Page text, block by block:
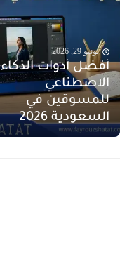
يونيو 29, 2026
أفضل أدوات الذكاء
الاصطناعي
للمسوقين في
السعودية 2026